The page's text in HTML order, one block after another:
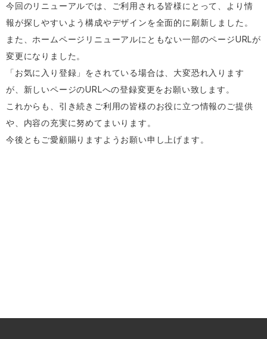
今回のリニューアルでは、ご利用される皆様にとって、より情
報が探しやすいよう構成やデザインを全面的に刷新しました。
また、ホームページリニューアルにともない一部のページURLが
変更になりました。
「お気に入り登録」をされている場合は、大変恐れ入ります
が、新しいページのURLへの登録変更をお願い致します。
これからも、引き続きご利用の皆様のお役に立つ情報のご提供
や、内容の充実に努めてまいります。
今後ともご愛顧賜りますようお願い申し上げます。